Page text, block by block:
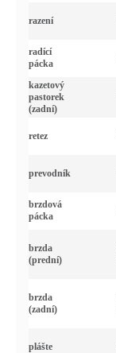
razení
radící
pácka
kazetový
pastorek
(zadní)
retez
prevodník
brzdová
pácka
brzda
(prední)
brzda
(zadní)
plášte